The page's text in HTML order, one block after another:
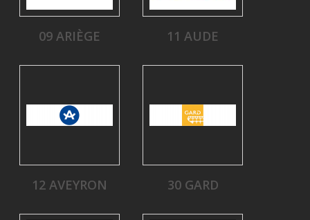
09 ARIÈGE 11 AUDE
12 AVEYRON 30 GARD